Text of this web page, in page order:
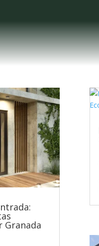
Granada